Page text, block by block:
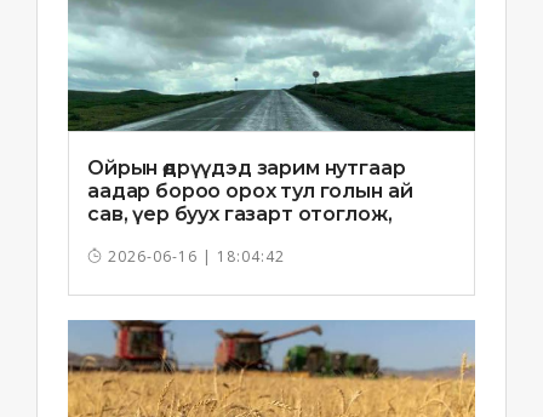
Ойрын өдрүүдэд зарим нутгаар
аадар бороо орох тул голын ай
сав, үер буух газарт отоглож,
2026-06-16 | 18:04:42